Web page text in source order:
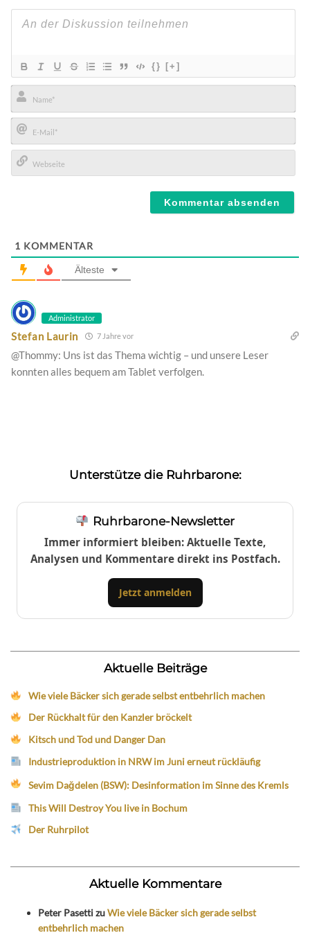
{} [+]
Name*
E-
Mail*
1 KOMMENTAR
Älteste
Administrator
Stefan Laurin 7 Jahre vor
@Thommy: Uns ist das Thema wichtig – und unsere Leser
konnten alles bequem am Tablet verfolgen.
Unterstütze die Ruhrbarone:
Ruhrbarone-Newsletter
Immer informiert bleiben: Aktuelle Texte,
Analysen und Kommentare direkt ins Postfach.
Jetzt anmelden
Aktuelle Beiträge
Wie viele Bäcker sich gerade selbst entbehrlich machen
Der Rückhalt für den Kanzler bröckelt
Kitsch und Tod und Danger Dan
Industrieproduktion in NRW im Juni erneut rückläufig
Sevim Dağdelen (BSW): Desinformation im Sinne des Kremls
This Will Destroy You live in Bochum
Der Ruhrpilot
Aktuelle Kommentare
Peter PasettizuWie viele Bäcker sich gerade selbst
entbehrlich machen